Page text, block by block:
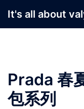
It's all about
Prada 春
包系列